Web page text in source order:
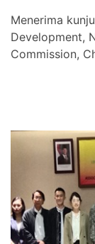
Menerima
Development,
Commission,